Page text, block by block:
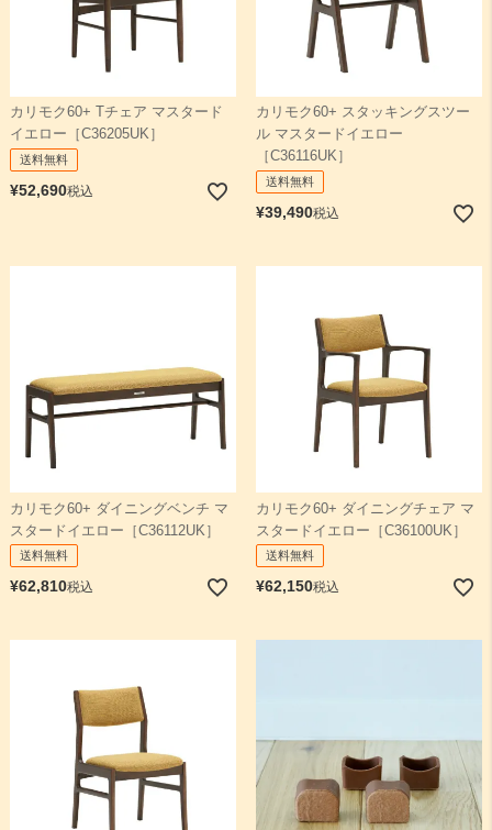
カリモク60+ Tチェア マスタード
イエロー［C36205UK］
送料無料
¥52,690税込
カリモク60+ スタッキングスツー
ル マスタードイエロー
［C36116UK］
送料無料
¥39,490税込
カリモク60+ ダイニングベンチ マ
スタードイエロー［C36112UK］
送料無料
¥62,810税込
カリモク60+ ダイニングチェア マ
スタードイエロー［C36100UK］
送料無料
¥62,150税込